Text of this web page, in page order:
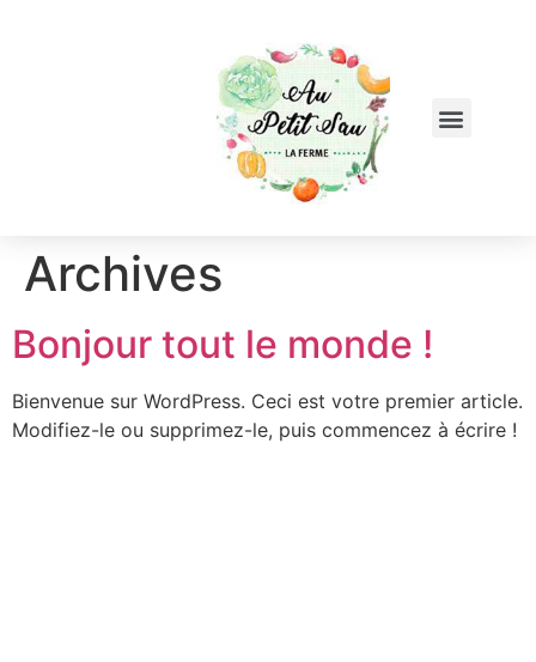
Archives
Bonjour tout le monde !
Bienvenue sur WordPress. Ceci est votre premier article.
Modifiez-le ou supprimez-le, puis commencez à écrire !